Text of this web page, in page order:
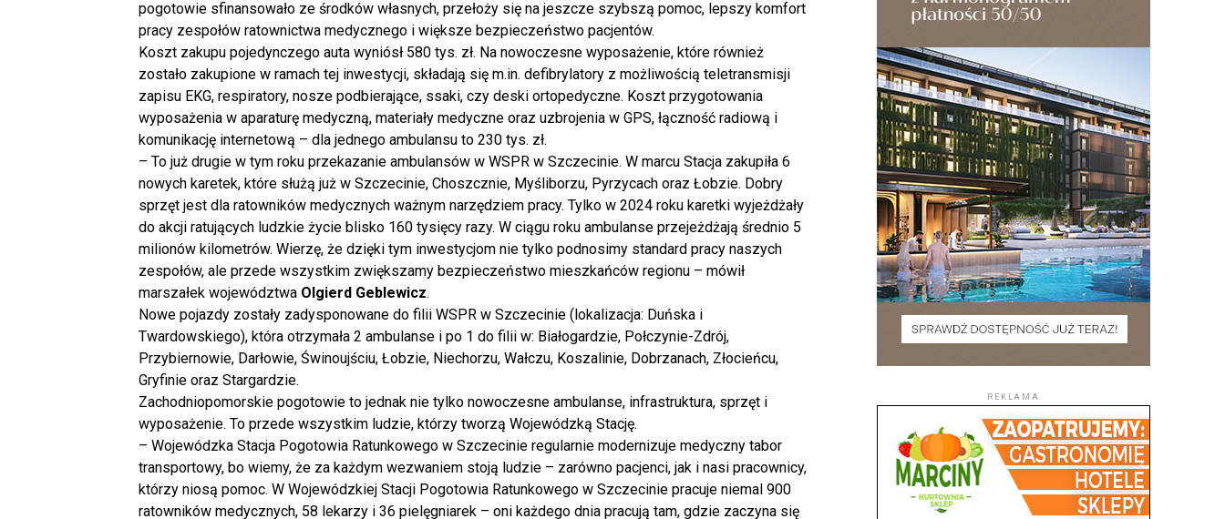
pogotowie sfinansowało ze środków własnych, przełoży się na jeszcze szybszą pomoc, lepszy komfort
pracy zespołów ratownictwa medycznego i większe bezpieczeństwo pacjentów.
Koszt zakupu pojedynczego auta wyniósł 580 tys. zł. Na nowoczesne wyposażenie, które również
zostało zakupione w ramach tej inwestycji, składają się m.in. defibrylatory z możliwością teletransmisji
zapisu EKG, respiratory, nosze podbierające, ssaki, czy deski ortopedyczne. Koszt przygotowania
wyposażenia w aparaturę medyczną, materiały medyczne oraz uzbrojenia w GPS, łączność radiową i
komunikację internetową – dla jednego ambulansu to 230 tys. zł.
– To już drugie w tym roku przekazanie ambulansów w WSPR w Szczecinie. W marcu Stacja zakupiła 6
nowych karetek, które służą już w Szczecinie, Choszcznie, Myśliborzu, Pyrzycach oraz Łobzie. Dobry
sprzęt jest dla ratowników medycznych ważnym narzędziem pracy. Tylko w 2024 roku karetki wyjeżdżały
do akcji ratujących ludzkie życie blisko 160 tysięcy razy. W ciągu roku ambulanse przejeżdżają średnio 5
milionów kilometrów. Wierzę, że dzięki tym inwestycjom nie tylko podnosimy standard pracy naszych
zespołów, ale przede wszystkim zwiększamy bezpieczeństwo mieszkańców regionu – mówił
marszałek województwa Olgierd Geblewicz.
Nowe pojazdy zostały zadysponowane do filii WSPR w Szczecinie (lokalizacja: Duńska i
Twardowskiego), która otrzymała 2 ambulanse i po 1 do filii w: Białogardzie, Połczynie-Zdrój,
Przybiernowie, Darłowie, Świnoujściu, Łobzie, Niechorzu, Wałczu, Koszalinie, Dobrzanach, Złocieńcu,
Gryfinie oraz Stargardzie.
Zachodniopomorskie pogotowie to jednak nie tylko nowoczesne ambulanse, infrastruktura, sprzęt i
wyposażenie. To przede wszystkim ludzie, którzy tworzą Wojewódzką Stację.
– Wojewódzka Stacja Pogotowia Ratunkowego w Szczecinie regularnie modernizuje medyczny tabor
transportowy, bo wiemy, że za każdym wezwaniem stoją ludzie – zarówno pacjenci, jak i nasi pracownicy,
którzy niosą pomoc. W Wojewódzkiej Stacji Pogotowia Ratunkowego w Szczecinie pracuje niemal 900
ratowników medycznych, 58 lekarzy i 36 pielęgniarek – oni każdego dnia pracują tam, gdzie zaczyna się
REKLAMA